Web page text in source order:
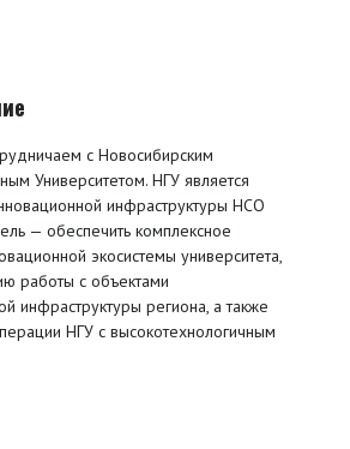
с Новосибирским
Университетом. НГУ является
инфраструктуры НСО
— обеспечить комплексное
экосистемы университета,
работы с объектами
инфраструктуры региона, а также
НГУ с высокотехнологичным